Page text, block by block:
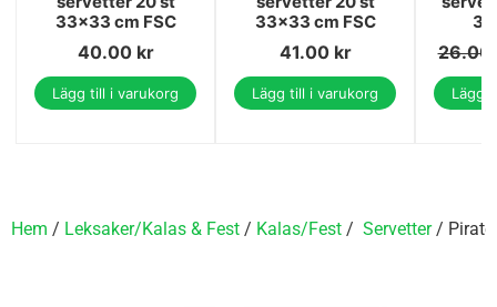
33x33 cm FSC
40.00 kr
Lägg till i varukorg
33x33 cm FSC
41.00 kr
Lägg till i varukorg
26.00
Lägg
Hem / Leksaker/Kalas & Fest / Kalas/Fest / Servetter/ Pirate